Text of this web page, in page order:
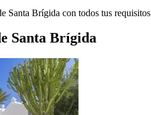
Santa Brígida con todos tus requisitos
Santa Brígida